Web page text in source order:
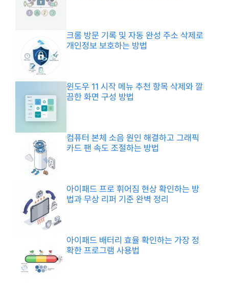
크롬 방문 기록 및 자동 완성 주소 삭제로
개인정보 보호하는 방법
윈도우 11 시작 메뉴 추천 항목 삭제와 깔
끔한 화면 구성 방법
컴퓨터 본체 소음 원인 해결하고 그래픽
카드 팬 속도 조절하는 방법
아이패드 프로 휘어짐 현상 확인하는 방
법과 무상 리퍼 기준 완벽 정리
아이패드 배터리 효율 확인하는 가장 정
확한 프로그램 사용법